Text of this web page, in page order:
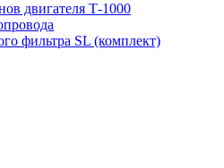
двигателя Т-1000
фильтра SL (комплект)